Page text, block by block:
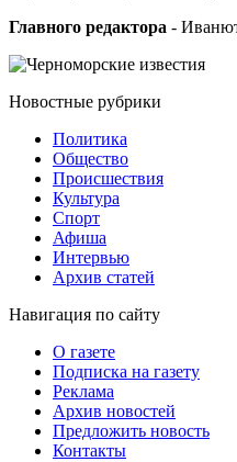
Главного редактора -
Новостные рубрики
Политика
Общество
Проиcшествия
Культура
Спорт
Афиша
Интервью
Архив статей
Навигация по сайту
О газете
Подписка на газету
Реклама
Архив новостей
Предложить новость
Контакты